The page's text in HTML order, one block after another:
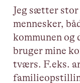
Jeg sætter stor
mennesker,
kommunen og
bruger mine
tværs. F.eks.